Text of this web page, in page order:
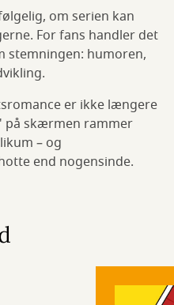
om serien kan
For fans handler det
stemningen: humoren,
er ikke længere
på skærmen rammer
– og
end nogensinde.